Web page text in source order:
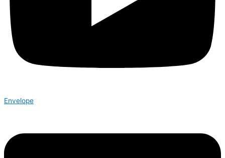
Envelope